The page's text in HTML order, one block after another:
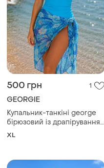
500 грн 1
GEORGIE
Купальник-танкіні george
бірюзовий із драпіруванням
та парео | р. 14 (eur 42)
XL